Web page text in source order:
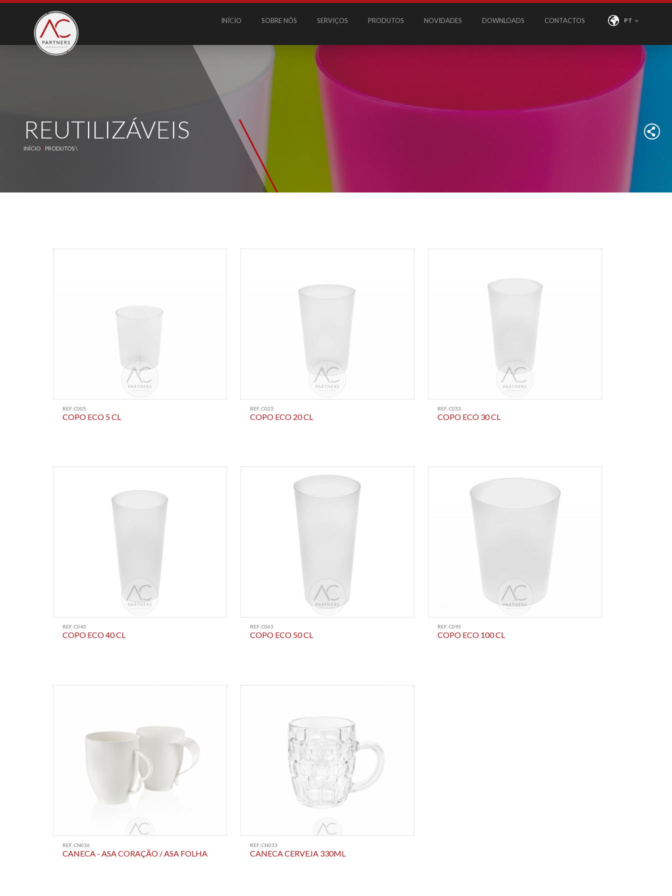
INÍCIO SOBRE NÓS SERVIÇOS PRODUTOS NOVIDADES DOWNLOADS CONTACTOS PT
REUTILIZÁVEIS
INÍCIO\ PRODUTOS \
REF.:C005
COPO ECO 5 CL
REF.:C023
COPO ECO 20 CL
REF.:C033
COPO ECO 30 CL
REF.:C043
COPO ECO 40 CL
REF.:C063
COPO ECO 50 CL
REF.:C093
COPO ECO 100 CL
REF.:CN036
CANECA - ASA CORAÇÃO / ASA FOLHA
REF.:CN033
CANECA CERVEJA 330ML